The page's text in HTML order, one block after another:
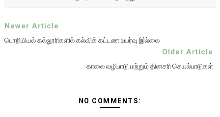
Newer Article
பொறியியல் கல்லூரிகளில் கல்விக் கட்டண உயர்வு இல்லை
Older Article
காலை வழிபாடு மற்றும் தினசரி செயல்பாடுகள்
NO COMMENTS: